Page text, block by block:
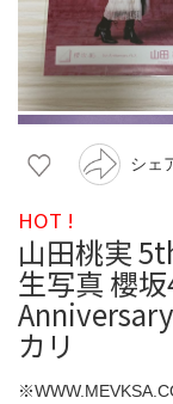
シェ
HOT !
山田桃実
生写真 櫻
カリ